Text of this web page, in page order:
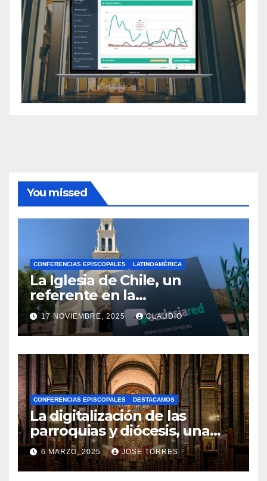
You missed
CONFERENCIAS EPISCOPALES LATINOAMÉRICA
La Iglesia de Chile, un
referente en la
transformación digital
gracias a Ecclesiared
17 NOVIEMBRE, 2025 CLAUDIO
N
O
H
A
Y
C
O
M
CONFERENCIAS EPISCOPALES DESTACAMOS
La digitalización de las
parroquias y diócesis, una
realidad ya para el futuro de
la Iglesia
6 MARZO, 2025 JOSE TORRES
N